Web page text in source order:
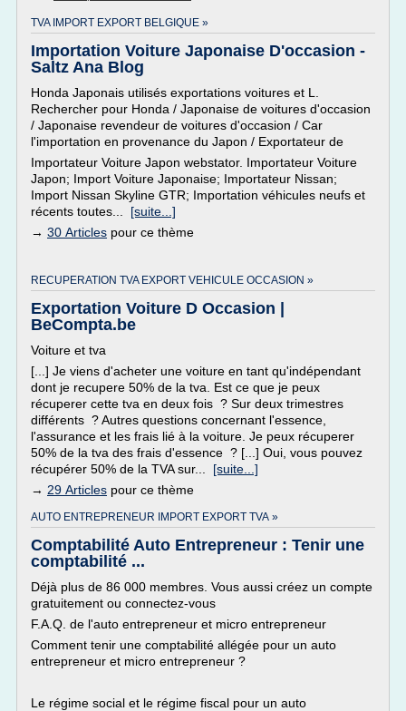
TVA IMPORT EXPORT BELGIQUE »
Importation Voiture Japonaise D'occasion -
Saltz Ana Blog
Honda Japonais utilisés exportations voitures et L.
Rechercher pour Honda / Japonaise de voitures d'occasion
/ Japonaise revendeur de voitures d'occasion / Car
l'importation en provenance du Japon / Exportateur de
Importateur Voiture Japon webstator. Importateur Voiture
Japon; Import Voiture Japonaise; Importateur Nissan;
Import Nissan Skyline GTR; Importation véhicules neufs et
récents toutes... [suite...]
→ 30 Articles pour ce thème
RECUPERATION TVA EXPORT VEHICULE OCCASION »
Exportation Voiture D Occasion |
BeCompta.be
Voiture et tva
[...] Je viens d'acheter une voiture en tant qu'indépendant
dont je recupere 50% de la tva. Est ce que je peux
récuperer cette tva en deux fois ? Sur deux trimestres
différents ? Autres questions concernant l'essence,
l'assurance et les frais lié à la voiture. Je peux récuperer
50% de la tva des frais d'essence ? [...] Oui, vous pouvez
récupérer 50% de la TVA sur... [suite...]
→ 29 Articles pour ce thème
AUTO ENTREPRENEUR IMPORT EXPORT TVA »
Comptabilité Auto Entrepreneur : Tenir une
comptabilité ...
Déjà plus de 86 000 membres. Vous aussi créez un compte
gratuitement ou connectez-vous
F.A.Q. de l'auto entrepreneur et micro entrepreneur
Comment tenir une comptabilité allégée pour un auto
entrepreneur et micro entrepreneur ?
Le régime social et le régime fiscal pour un auto